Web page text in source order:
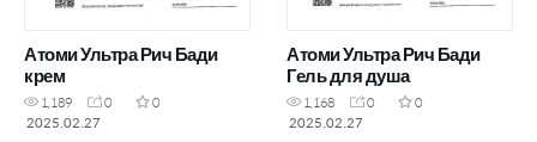
Атоми Ультра Рич Бади
крем
1,189 0
0
2025.02.27
Атоми Ультра Рич Бади
Гель для душа
1,168 0
0
2025.02.27